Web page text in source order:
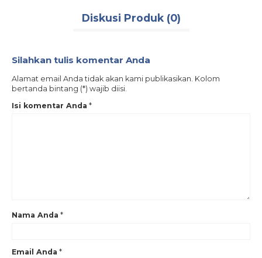
– Saku Bobok Pada Koko Dewasa
>>>>>>>>>>>><<<<<<<<<<<<<<
! HARGA TERGANTUNG SIZE !
Diskusi Produk (0)
Silahkan tulis komentar Anda
Alamat email Anda tidak akan kami publikasikan. Kolom
bertanda bintang (*) wajib diisi.
Isi komentar Anda *
Nama Anda *
Email Anda *